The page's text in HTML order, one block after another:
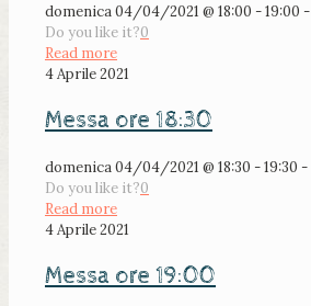
domenica 04/04/2021 @ 18:00 - 19:00 -
Do you like it?0
Read more
4 Aprile 2021
Messa ore 18:30
domenica 04/04/2021 @ 18:30 - 19:30 -
Do you like it?0
Read more
4 Aprile 2021
Messa ore 19:00